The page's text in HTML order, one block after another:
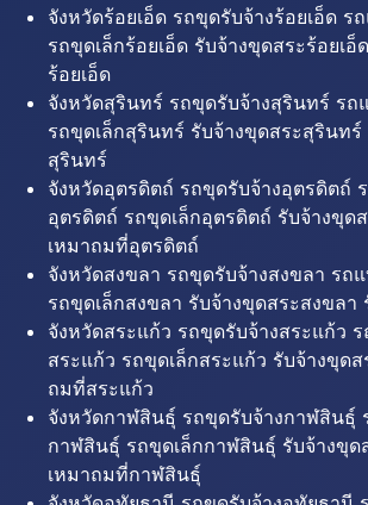
จังหวัดร้อยเอ็ด รถขุดรับจ้างร้อยเอ็ด ร
รถขุดเล็กร้อยเอ็ด รับจ้างขุดสระร้อยเ
ร้อยเอ็ด
จังหวัดสุรินทร์ รถขุดรับจ้างสุรินทร์ รถ
รถขุดเล็กสุรินทร์ รับจ้างขุดสระสุรินท
สุรินทร์
จังหวัดอุตรดิตถ์ รถขุดรับจ้างอุตรดิตถ์
อุตรดิตถ์ รถขุดเล็กอุตรดิตถ์ รับจ้างขุด
เหมาถมที่อุตรดิตถ์
จังหวัดสงขลา รถขุดรับจ้างสงขลา รถ
รถขุดเล็กสงขลา รับจ้างขุดสระสงขลา
จังหวัดสระแก้ว รถขุดรับจ้างสระแก้ว
สระแก้ว รถขุดเล็กสระแก้ว รับจ้างขุด
ถมที่สระแก้ว
จังหวัดกาฬสินธุ์ รถขุดรับจ้างกาฬสินธุ์
กาฬสินธุ์ รถขุดเล็กกาฬสินธุ์ รับจ้างขุ
เหมาถมที่กาฬสินธุ์